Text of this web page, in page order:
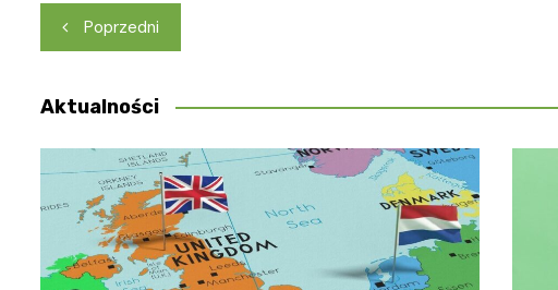
Nawigacja
wpisu
Poprzedni
Aktualności